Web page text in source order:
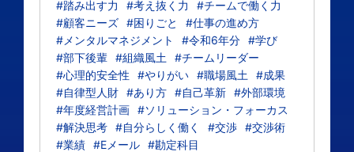
#踏み出す力 #考え抜く力
#チームで働く力
#顧客ニーズ #困りごと
#仕事の進め方
#メンタルマネジメント
#令和6年分 #学び
#部下後輩 #組織風土
#チームリーダー
#心理的安全性
#やりがい #職場風土
#成果
#自律型人財 #あり方 #自己革新 #外部環境
#年度経営計画 #ソリューション・フォーカス
#解決思考 #自分らしく働く #交渉 #交渉術
#業績 #Eメール #勘定科目